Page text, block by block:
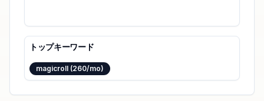
トップキーワード
magicroll (260/mo)